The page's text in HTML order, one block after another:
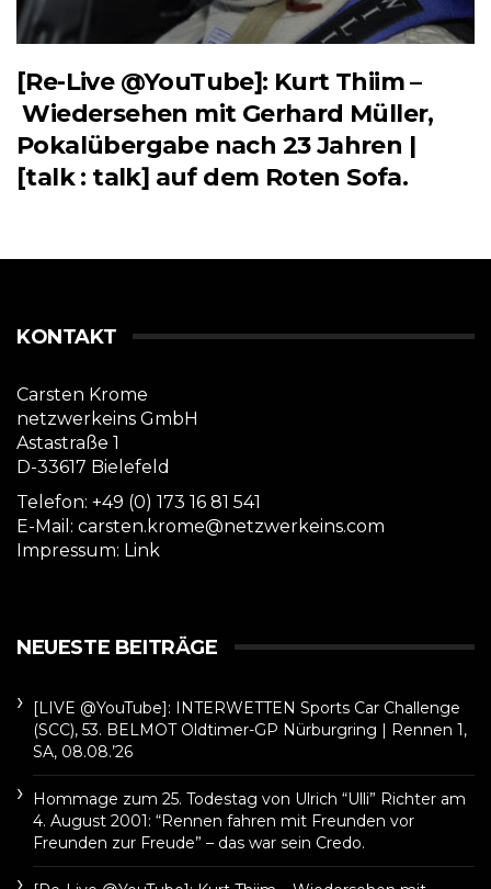
[Re-Live @YouTube]: Kurt Thiim –
Wiedersehen mit Gerhard Müller,
Pokalübergabe nach 23 Jahren |
[talk : talk] auf dem Roten Sofa.
KONTAKT
Carsten Krome
netzwerkeins GmbH
Astastraße 1
D-33617 Bielefeld
Telefon: +49 (0) 173 16 81 541
E-Mail: carsten.krome@netzwerkeins.com
Impressum: Link
NEUESTE BEITRÄGE
[LIVE @YouTube]: INTERWETTEN Sports Car Challenge
(SCC), 53. BELMOT Oldtimer-GP Nürburgring | Rennen 1,
SA, 08.08.’26
Hommage zum 25. Todestag von Ulrich “Ulli” Richter am
4. August 2001: “Rennen fahren mit Freunden vor
Freunden zur Freude” – das war sein Credo.